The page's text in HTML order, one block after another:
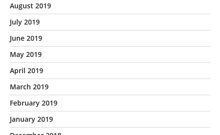
August 2019
July 2019
June 2019
May 2019
April 2019
March 2019
February 2019
January 2019